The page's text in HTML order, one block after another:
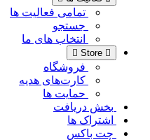
تمامی فعالیت ها
جستجو
انتخاب های ما
Store
فروشگاه
کارت‌های هدیه
حمایت ها
بخش دریافت
اشتراک ها
چت باکس